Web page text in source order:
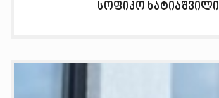
სოფიკო ხატიაშვილი